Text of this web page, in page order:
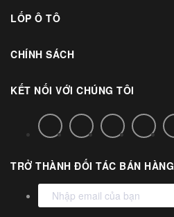
LỐP Ô TÔ
CHÍNH SÁCH
KẾT NỐI VỚI CHÚNG TÔI
TRỞ THÀNH ĐỐI TÁC BÁN HÀNG